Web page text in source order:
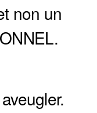
non un